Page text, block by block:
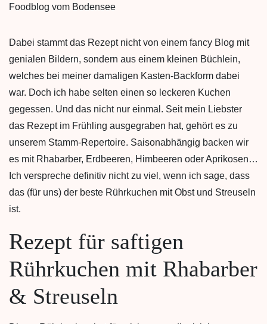
Dabei stammt das Rezept nicht von einem fancy Blog mit
genialen Bildern, sondern aus einem kleinen Büchlein,
welches bei meiner damaligen Kasten-Backform dabei
war. Doch ich habe selten einen so leckeren Kuchen
gegessen. Und das nicht nur einmal. Seit mein Liebster
das Rezept im Frühling ausgegraben hat, gehört es zu
unserem Stamm-Repertoire. Saisonabhängig backen wir
es mit Rhabarber, Erdbeeren, Himbeeren oder Aprikosen…
Ich verspreche definitiv nicht zu viel, wenn ich sage, dass
das (für uns) der beste Rührkuchen mit Obst und Streuseln
ist.
Rezept für saftigen
Rührkuchen mit Rhabarber
& Streuseln